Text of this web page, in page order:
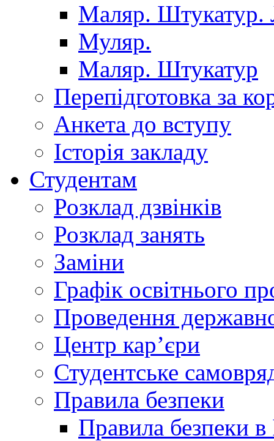
Маляр. Штукатур.
Муляр.
Маляр. Штукатур
Перепідготовка за
Анкета до вступу
Історія закладу
Студентам
Розклад дзвінків
Розклад занять
Заміни
Графік освітнього
Проведення
Центр кар’єри
Студентське
Правила безпеки
Правила безпеки в